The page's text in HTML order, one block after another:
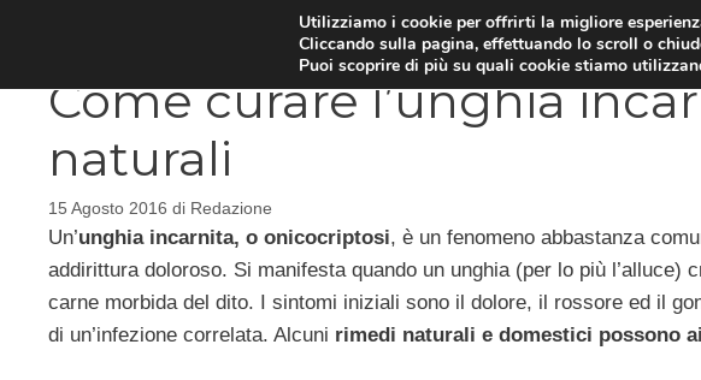
DIETE E METABOLISMO PSICOLOGIA
Come curare l’unghia
naturali
15 Agosto 2016 di Redazione
Un’unghia incarnita, o onicocriptosi, è un fenomeno abbastanza
addirittura doloroso. Si manifesta quando un unghia (per lo più l’alluce)
carne morbida del dito. I sintomi iniziali sono il dolore, il rossore ed il
di un’infezione correlata. Alcuni rimedi naturali e domestici possono
Utilizziamo i cookie per offrirti la migliore
Cliccando sulla pagina, effettuando lo scroll o
Puoi scoprire di più su quali cookie stiamo